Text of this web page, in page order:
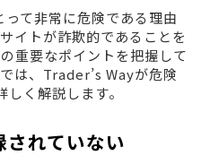
て非常に危険である理由
イトが詐欺的であることを
重要なポイントを把握して
は、Trader’s Wayが危険
く解説します。
れていない